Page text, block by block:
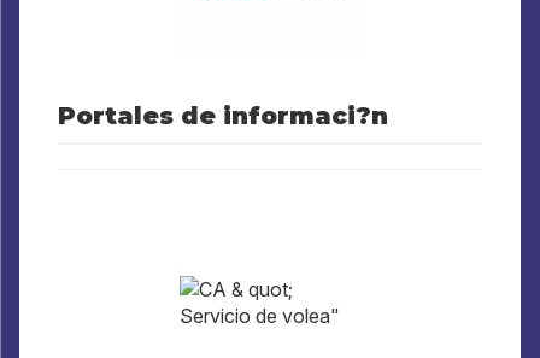
Portales de informaci?n